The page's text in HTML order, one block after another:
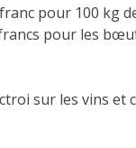
pour 100 kg
pour les
sur les vins